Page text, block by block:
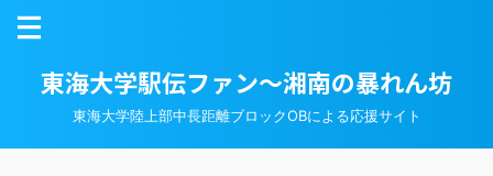
東海大学駅伝ファン～湘南の暴れん坊
東海大学陸上部中長距離ブロックOBによる応援サイト